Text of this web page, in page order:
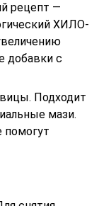
рецепт —
ХИЛО-
добавки с
Подходит
мази.
помогут